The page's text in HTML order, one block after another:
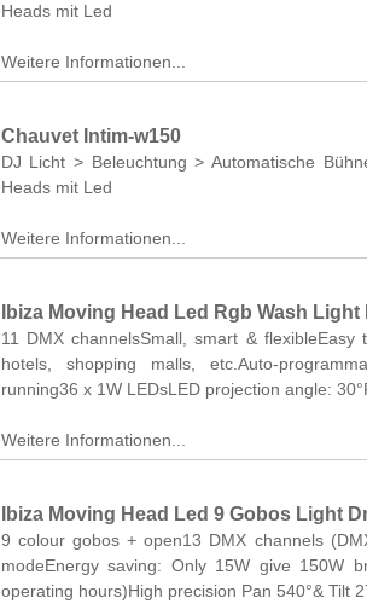
Heads mit Led
Weitere Informationen...
Chauvet Intim-w150
DJ Licht > Beleuchtung > Automatische
Heads mit Led
Weitere Informationen...
Ibiza Moving Head Led Rgb Wash Light
11 DMX channelsSmall, smart &
hotels, shopping malls, etc.Auto-
running36 x 1W LEDsLED projection angle:
Weitere Informationen...
Ibiza Moving Head Led 9 Gobos Light
9 colour gobos + open13 DMX channels
modeEnergy saving: Only 15W give 150W
operating hours)High precision Pan 540°& Tilt